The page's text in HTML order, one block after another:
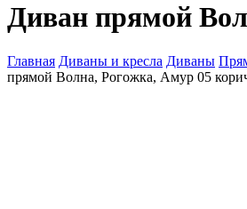
Диван прямой
Главная Диваны и кресла Диваны
прямой Волна, Рогожка, Амур 05